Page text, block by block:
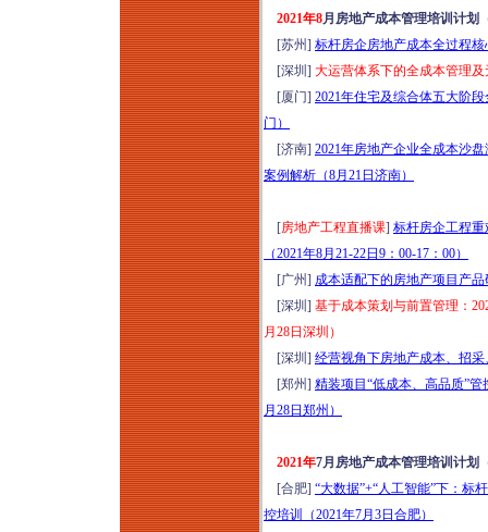
2021年8月房地产成本管理培训计划
[苏州] 标杆房企房地产成本全过程
[深圳] 大运营体系下的全成本管理
[厦门] 2021年住宅及综合体五大阶
门）
[济南] 2021年房地产企业全成本沙
案例解析（8月21日济南）
[房地产工程直播课] 标杆房企工程
（2021年8月21-22日9：00-17：00）
[广州] 成本适配下的房地产项目产
[深圳] 基于成本策划与前置管理：
月28日深圳）
[深圳] 经营视角下房地产成本、招
[郑州] 精装项目“低成本、高品质”
月28日郑州）
2021年7月房地产成本管理培训计划
[合肥] “大数据”+“人工智能”下：标
控培训（2021年7月3日合肥）